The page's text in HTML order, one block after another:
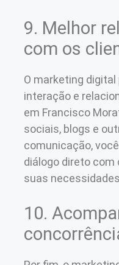
9. Melhor
com os
O marketing
interação e
em Francisco
sociais, blogs e
comunicação,
diálogo direto com
suas
10.